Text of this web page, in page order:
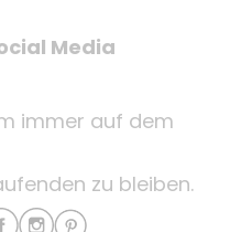
Media
immer auf dem
zu bleiben.